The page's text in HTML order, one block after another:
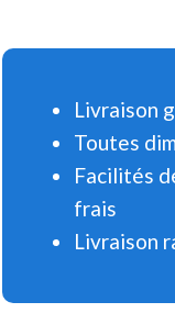
Livraison
Toutes
Facilités
frais
Livraison